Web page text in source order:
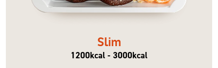
Slim
1200kcal - 3000kcal